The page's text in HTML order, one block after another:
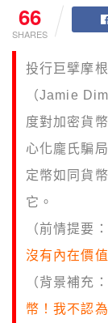
66
SHARES
投行巨擘摩
（Jamie
度對加密貨
心化龐氏騙
定幣如同貨
它。
（前情提要：
沒有內在價
（背景補充：
幣！我不認